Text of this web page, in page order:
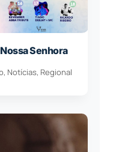
Senhora
, Notícias, Regional